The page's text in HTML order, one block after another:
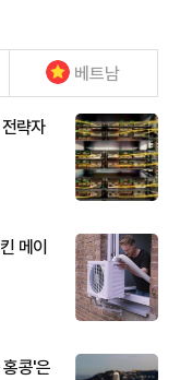
베트남
략자
메이
홍콩'은